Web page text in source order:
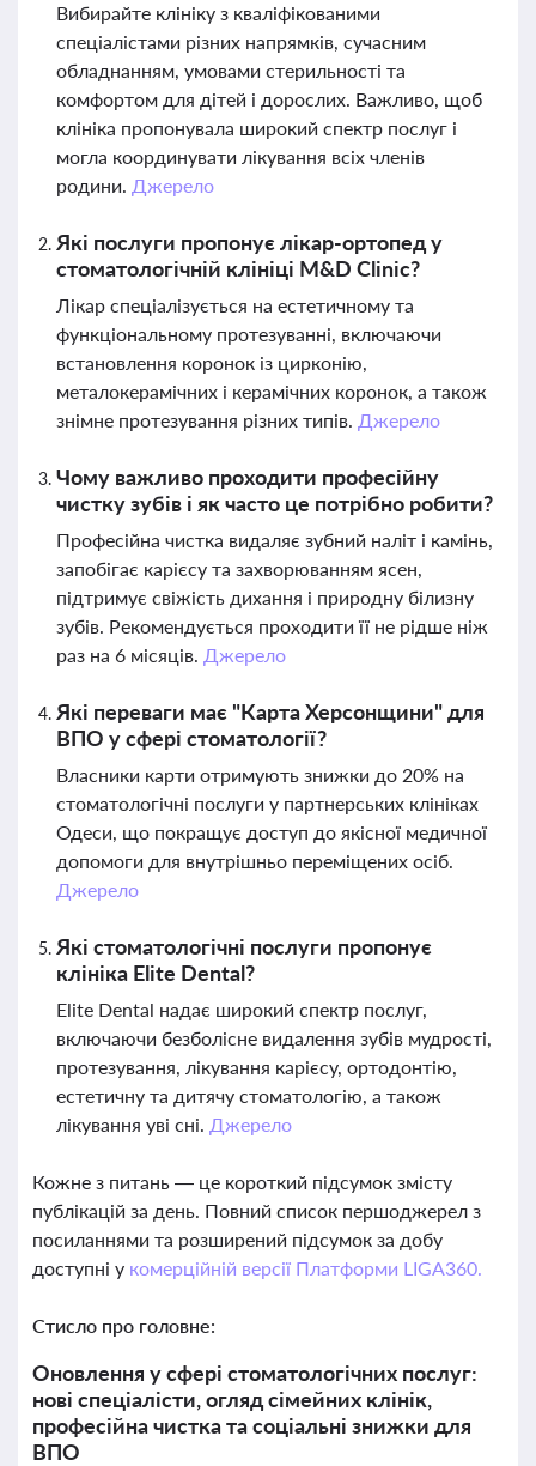
Вибирайте клініку з кваліфікованими
спеціалістами різних напрямків, сучасним
обладнанням, умовами стерильності та
комфортом для дітей і дорослих. Важливо, щоб
клініка пропонувала широкий спектр послуг і
могла координувати лікування всіх членів
родини. Джерело
Які послуги пропонує лікар-ортопед у
стоматологічній клініці M&D Clinic?
Лікар спеціалізується на естетичному та
функціональному протезуванні, включаючи
встановлення коронок із цирконію,
металокерамічних і керамічних коронок, а також
знімне протезування різних типів. Джерело
Чому важливо проходити професійну
чистку зубів і як часто це потрібно робити?
Професійна чистка видаляє зубний наліт і камінь,
запобігає карієсу та захворюванням ясен,
підтримує свіжість дихання і природну білизну
зубів. Рекомендується проходити її не рідше ніж
раз на 6 місяців. Джерело
Які переваги має "Карта Херсонщини" для
ВПО у сфері стоматології?
Власники карти отримують знижки до 20% на
стоматологічні послуги у партнерських клініках
Одеси, що покращує доступ до якісної медичної
допомоги для внутрішньо переміщених осіб.
Джерело
Які стоматологічні послуги пропонує
клініка Elite Dental?
Elite Dental надає широкий спектр послуг,
включаючи безболісне видалення зубів мудрості,
протезування, лікування карієсу, ортодонтію,
естетичну та дитячу стоматологію, а також
лікування уві сні. Джерело
Кожне з питань — це короткий підсумок змісту
публікацій за день. Повний список першоджерел з
посиланнями та розширений підсумок за добу
доступні у комерційній версії Платформи LIGA360.
Стисло про головне:
Оновлення у сфері стоматологічних послуг:
нові спеціалісти, огляд сімейних клінік,
професійна чистка та соціальні знижки для
ВПО